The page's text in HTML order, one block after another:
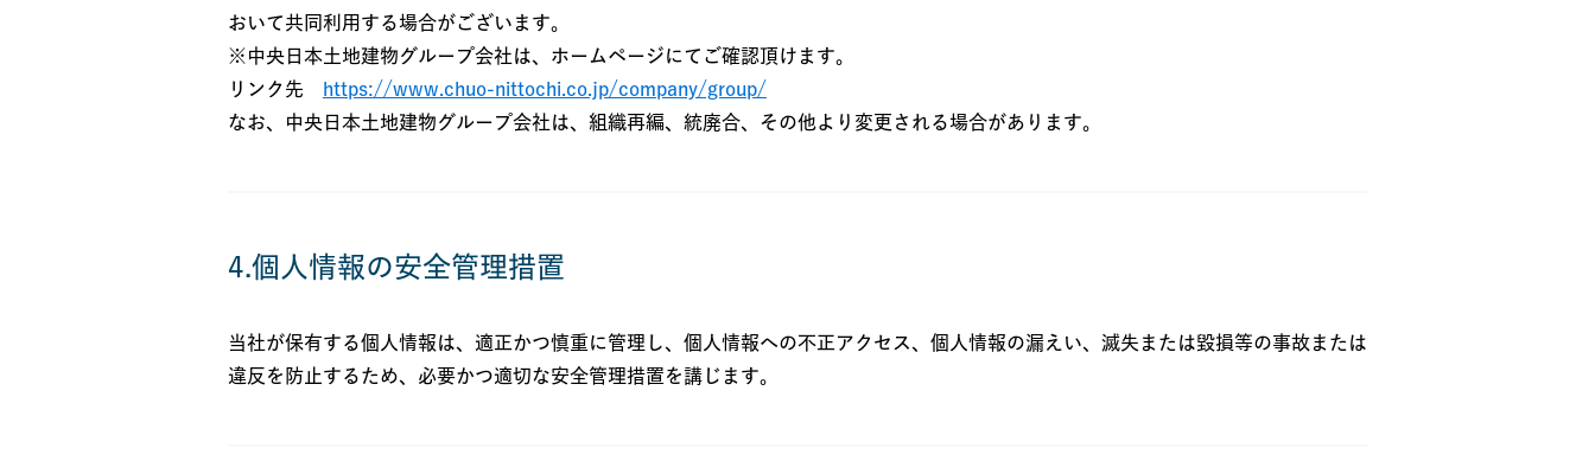
おいて共同利用する場合がございます。
※中央日本土地建物グループ会社は、ホームページにてご確認頂けます。
リンク先
https://www.chuo-nittochi.co.jp/company/group/
なお、中央日本土地建物グループ会社は、組織再編、統廃合、その他より変更される場合があります。
4.個人情報の安全管理措置
当社が保有する個人情報は、適正かつ慎重に管理し、個人情報への不正アクセス、個人情報の漏えい、滅失または毀損等の事故または
違反を防止するため、必要かつ適切な安全管理措置を講じます。